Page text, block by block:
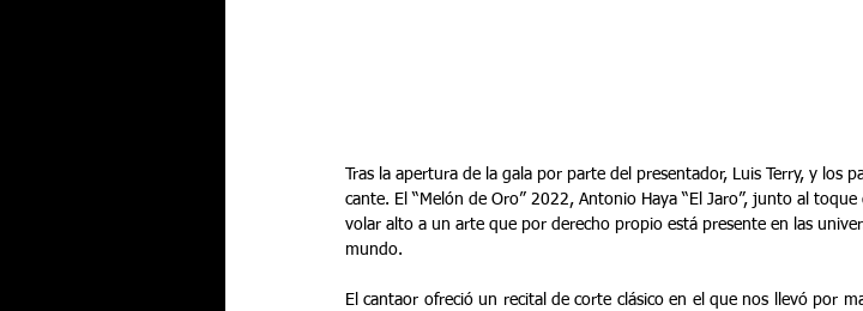
Tras la apertura de la gala por parte del presentador, Luis Terry, y los
cante. El “Melón de Oro” 2022, Antonio Haya “El Jaro”, junto al
volar alto a un arte que por derecho propio está presente en las
mundo.
El cantaor ofreció un recital de corte clásico en el que nos llevó por